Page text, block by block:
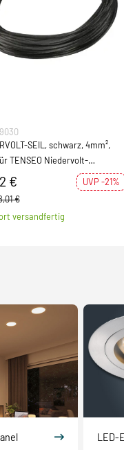
SEIL, schwarz, 4mm²,
€
UVP -21%
€
versandfertig
LED-